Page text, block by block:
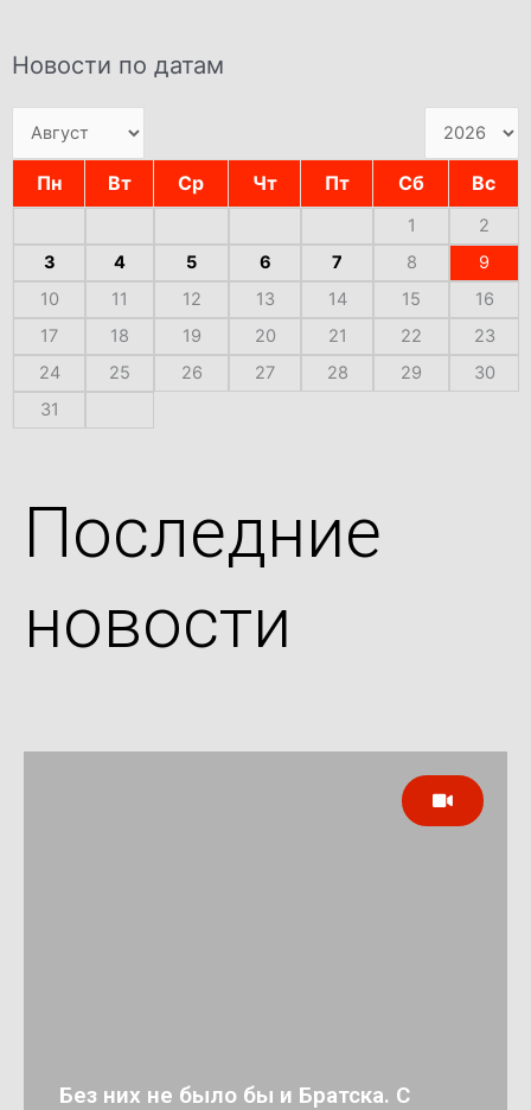
Новости по датам
Пн Вт Ср Чт Пт Сб Вс
1
2
3
4 5 6 7 8
9
10
11 12 13 14 15
16
17
18 19 20 21 22
23
24
25 26 27 28 29
30
31
Последние
новости
Без них не было бы и Братска. С